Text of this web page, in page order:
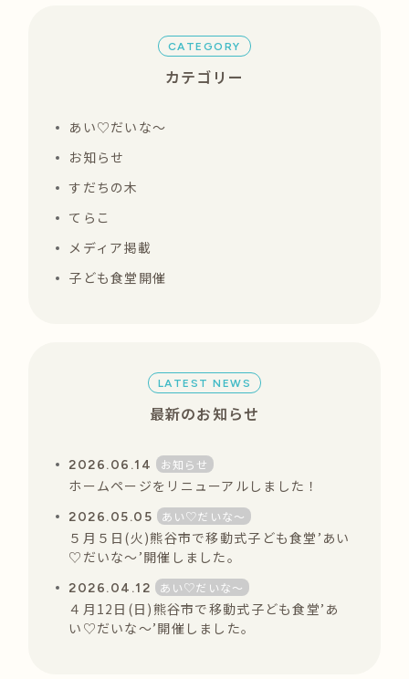
CATEGORY
カテゴリー
あい♡だいな〜
お知らせ
すだちの木
てらこ
メディア掲載
子ども食堂開催
LATEST NEWS
最新のお知らせ
2026.06.14 お知らせ
ホームページをリニューアルしました！
2026.05.05 あい♡だいな〜
５月５日(火)熊谷市で移動式子ども食堂’あい
♡だいな〜’開催しました。
2026.04.12 あい♡だいな〜
４月12日(日)熊谷市で移動式子ども食堂’あ
い♡だいな〜’開催しました。